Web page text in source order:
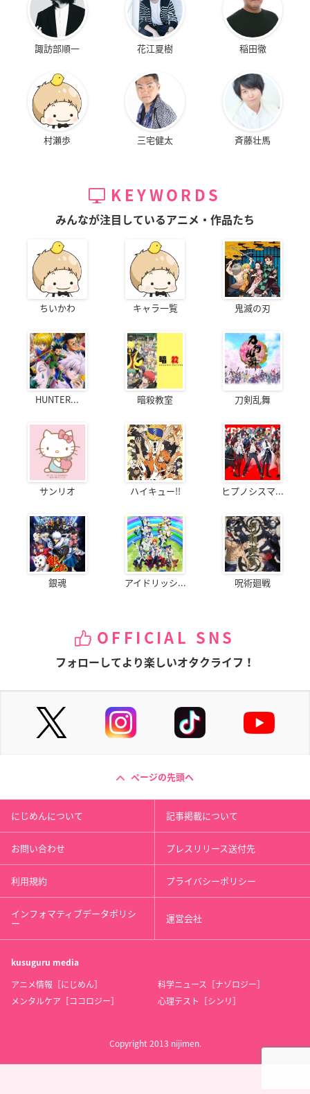
諏訪部順一 花江夏樹 稲田徹
村瀬歩 三宅健太 斉藤壮馬
KEYWORDS
みんなが注目しているアニメ・作品たち
ちいかわ キャラ一覧 鬼滅の刃
HUNTER... 暗殺教室 刀剣乱舞
サンリオ ハイキュー!! ヒプノシスマ...
銀魂 アイドリッシ... 呪術廻戦
OFFICIAL SNS
フォローしてより楽しいオタクライフ！
ページの先頭へ
にじめんについて 記事掲載について
お問い合わせ プレスリリース送付先
利用規約 プライバシーポリシー
インフォマティブデータポリシ
ー 運営会社
kusuguru media
アニメ情報［にじめん］
科学ニュース［ナゾロジー］
メンタルケア［ココロジー］
心理テスト［シンリ］
Copyright 2013 nijimen.